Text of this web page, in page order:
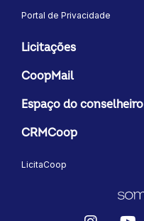
Portal de Privacidade
Licitações
CoopMail
Espaço do conselheiro
CRMCoop
LicitaCoop